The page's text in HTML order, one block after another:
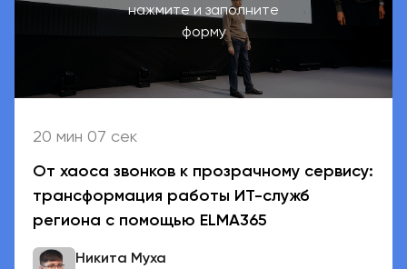
нажмите и заполните
форму
20 мин 07 сек
От хаоса звонков к прозрачному сервису:
трансформация работы ИТ-служб
региона с помощью ELMA365
Никита Муха